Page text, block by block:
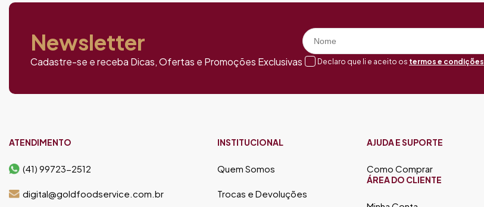
Newsletter
Cadastre-se e receba Dicas, Ofertas e Promoções Exclusivas Declaro que li e aceito os termos e condições
ATENDIMENTO
(41) 99723-2512
digital@goldfoodservice.com.br
INSTITUCIONAL
Quem Somos
Trocas e Devoluções
AJUDA E SUPORTE
Como Comprar
ÁREA DO CLIENTE